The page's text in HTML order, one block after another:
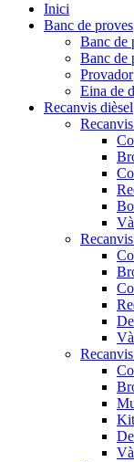
Inici
Banc de proves
Banc de
Banc de
Provador
Eina de
Recanvis dièsel